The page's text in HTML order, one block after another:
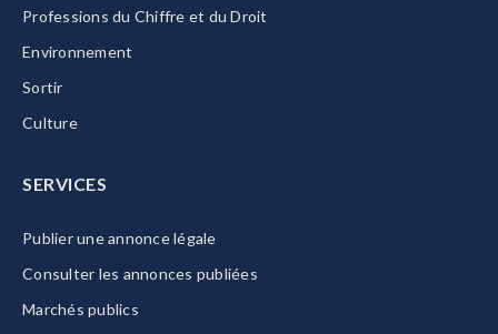
Professions du Chiffre et du Droit
Environnement
Sortir
Culture
SERVICES
Publier une annonce légale
Consulter les annonces publiées
Marchés publics